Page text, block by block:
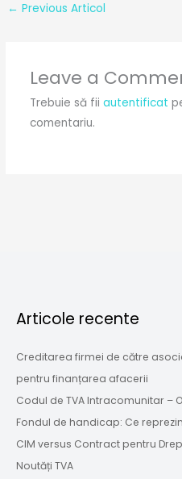
← Previous Articol
Leave a
Trebuie să fii autentificat
comentariu.
Articole recente
Creditarea firmei de către
pentru finanțarea afacerii
Codul de TVA Intracomunitar –
Fondul de handicap: Ce
CIM versus Contract pentru
Noutăți TVA